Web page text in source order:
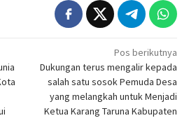
Pos berikutnya
Dukungan terus mengalir kepada
salah satu sosok Pemuda Desa
yang melangkah untuk Menjadi
Ketua Karang Taruna Kabupaten